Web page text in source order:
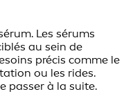
Les sérums
au sein de
précis comme le
ou les rides.
passer à la suite.